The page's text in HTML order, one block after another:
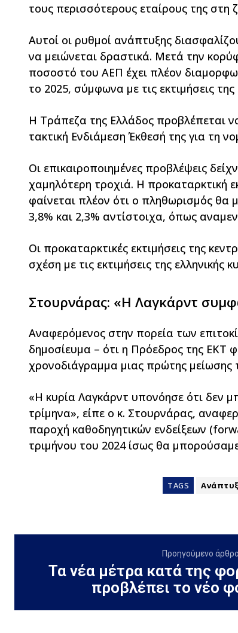
τους περισσότερους εταίρους της στη
Αυτοί οι ρυθμοί ανάπτυξης
να μειώνεται δραστικά. Μετά την
ποσοστό του ΑΕΠ έχει πλέον
το 2025, σύμφωνα με τις εκτιμήσεις
Η Τράπεζα της Ελλάδος προβλέπεται
τακτική Ενδιάμεση Έκθεσή της για τη
Οι επικαιροποιημένες προβλέψεις
χαμηλότερη τροχιά. Η προκαταρκτική
φαίνεται πλέον ότι ο πληθωρισμός θα
3,8% και 2,3% αντίστοιχα, όπως
Οι προκαταρκτικές εκτιμήσεις της
σχέση με τις εκτιμήσεις της ελληνικής
Στουρνάρας: «Η Λαγκάρντ
Αναφερόμενος στην πορεία των
δημοσίευμα – ότι η Πρόεδρος της ΕΚΤ
χρονοδιάγραμμα μιας πρώτης μείωσης
«Η κυρία Λαγκάρντ υπονόησε ότι δεν
τρίμηνα», είπε ο κ. Στουρνάρας,
παροχή καθοδηγητικών ενδείξεων
τριμήνου του 2024 ίσως θα
TAGS
Προηγούμενο άρθρο
Τα νέα μέτρα κατά της
προβλέπει το νέο